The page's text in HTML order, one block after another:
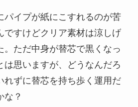
パイプが紙にこすれるのが苦
ですけどクリア素材は涼しげ
。ただ中身が替芯で黒くなっ
は思いますが、どうなんだろ
ずに替芯を持ち歩く運用だ
な？